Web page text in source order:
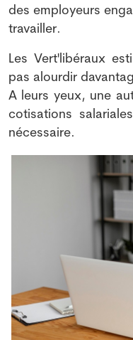
des employeurs
travailler.
Les Vert'libéraux
pas alourdir
A leurs yeux, une
cotisations
nécessaire.